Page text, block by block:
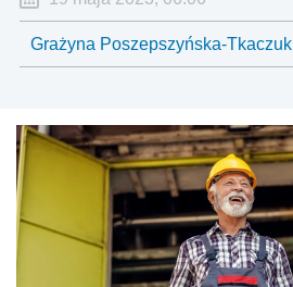
Grażyna Poszepszyńska-Tkaczuk